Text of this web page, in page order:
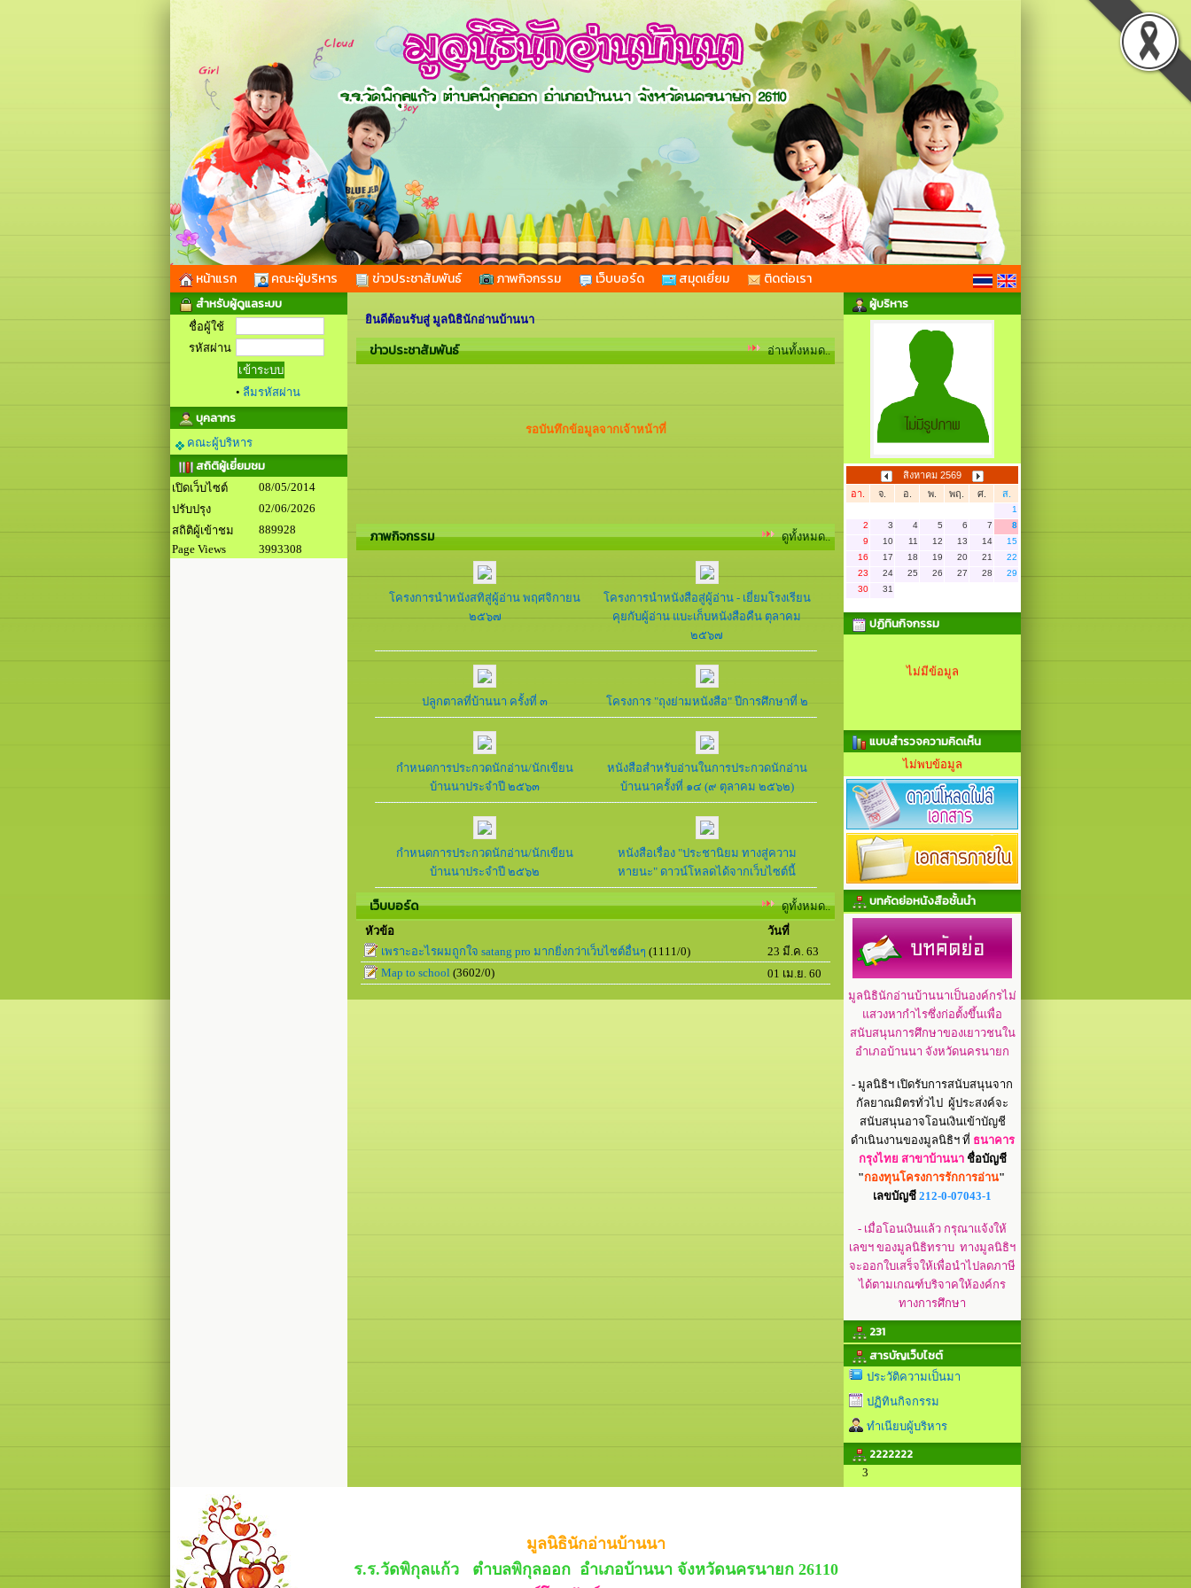
หน้าแรก คณะผู้บริหาร ข่าวประชาสัมพันธ์ ภาพกิจกรรม เว็บบอร์ด สมุดเยี่ยม ติดต่อเรา
สำหรับผู้ดูแลระบบ
ชื่อผู้ใช้
รหัสผ่าน
• ลืมรหัสผ่าน
บุคลากร
คณะผู้บริหาร
สถิติผู้เยี่ยมชม
เปิดเว็บไซต์
08/05/2014
ปรับปรุง
02/06/2026
สถิติผู้เข้าชม
889928
Page Views
3993308
ยินดีต้อนรับสู่ มูลนิธินักอ่านบ้านนา
ข่าวประชาสัมพันธ์ อ่านทั้งหมด..
ภาพกิจกรรม ดูทั้งหมด..
โครงการนำหนังสทิสู่ผู้อ่าน พฤศจิกายน
๒๕๖๗
โครงการนำหนังสือสู่ผู้อ่าน - เยี่ยมโรงเรียน
คุยกับผู้อ่าน แบะเก็บหนังสือคืน ตุลาคม
๒๕๖๗
ปลูกตาลที่บ้านนา ครั้งที่ ๓ โครงการ "ถุงย่ามหนังสือ" ปีการศึกษาที่ ๒
กำหนดการประกวดนักอ่าน/นักเขียน
บ้านนาประจำปี ๒๕๖๓
หนังสือสำหรับอ่านในการประกวดนักอ่าน
บ้านนาครั้งที่ ๑๔ (๙ ตุลาคม ๒๕๖๒)
กำหนดการประกวดนักอ่าน/นักเขียน
บ้านนาประจำปี ๒๕๖๒
หนังสือเรื่อง "ประชานิยม ทางสู่ความ
หายนะ" ดาวน์โหลดได้จากเว็บไซต์นี้
เว็บบอร์ด
ดูทั้งหมด..
หัวข้อ
วันที่
เพราะอะไรผมถูกใจ satang pro มากยิ่งกว่าเว็บไซต์อื่นๆ (1111/0)
23 มี.ค. 63
Map to school (3602/0) 01 เม.ย. 60
ผู้บริหาร
สิงหาคม 2569
อา.
จ. อ. พ. พฤ. ศ. ส.
1
2
3 4 5 6 7
8
9
10 11 12 13 14
15
16
17 18 19 20 21
22
23
24 25 26 27 28
29
30
31
ปฏิทินกิจกรรม
แบบสำรวจความคิดเห็น
ไม่พบข้อมูล
บทคัดย่อหนังสือชั้นนำ
มูลนิธินักอ่านบ้านนาเป็นองค์กรไม่
แสวงหากำไรซึ่งก่อตั้งขึ้นเพื่อ
สนับสนุนการศึกษาของเยาวชนใน
อำเภอบ้านนา จังหวัดนครนายก
- มูลนิธิฯ เปิดรับการสนับสนุนจาก
กัลยาณมิตรทั่วไป ผู้ประสงค์จะ
สนับสนุนอาจโอนเงินเข้าบัญชี
ดำเนินงานของมูลนิธิฯ ที่ ธนาคาร
กรุงไทย สาขาบ้านนา ชื่อบัญชี
"กองทุนโครงการรักการอ่าน"
เลขบัญชี 212-0-07043-1
- เมื่อโอนเงินแล้ว กรุณาแจ้งให้
เลขฯ ของมูลนิธิทราบ ทางมูลนิธิฯ
จะออกใบเสร็จให้เพื่อนำไปลดภาษี
ได้ตามเกณฑ์บริจาคให้องค์กร
ทางการศึกษา
231
สารบัญเว็บไซต์
ประวัติความเป็นมา
ปฏิทินกิจกรรม
ทำเนียบผู้บริหาร
2222222
3
มูลนิธินักอ่านบ้านนา
ร.ร.วัดพิกุลแก้ว ตำบลพิกุลออก อำเภอบ้านนา จังหวัดนครนายก 26110